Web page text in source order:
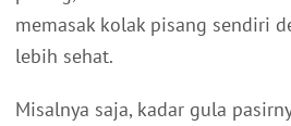
memasak kolak pisang sendiri
lebih sehat.
Misalnya saja, kadar gula